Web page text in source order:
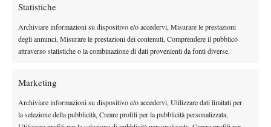
Statistiche
Archiviare informazioni su dispositivo e/o accedervi, Misurare le prestazioni
degli annunci, Misurare le prestazioni dei contenuti, Comprendere il pubblico
attraverso statistiche o la combinazione di dati provenienti da fonti diverse.
Marketing
Archiviare informazioni su dispositivo e/o accedervi, Utilizzare dati limitati per
la selezione della pubblicità, Creare profili per la pubblicità personalizzata,
DI TENDENZA
Atp News
Masters 1000 Montreal 2026:
News
Masters 1000 Cincinnati 2026: forfait di